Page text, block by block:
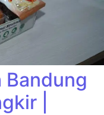
Bandung
|